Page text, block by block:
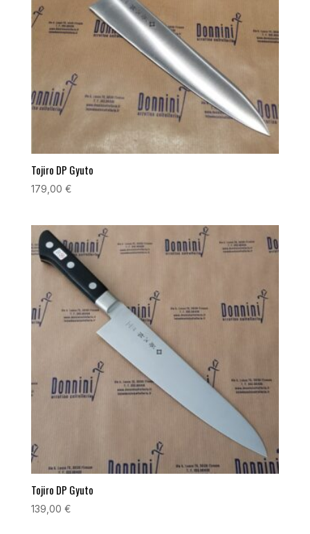
Tojiro DP Gyuto
179,00 €
Tojiro DP Gyuto
139,00 €